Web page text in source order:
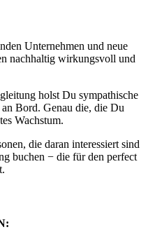
Unternehmen und neue
nachhaltig wirkungsvoll und
holst Du sympathische
Bord. Genau die, die Du
Wachstum.
die daran interessiert sind
buchen − die für den perfect